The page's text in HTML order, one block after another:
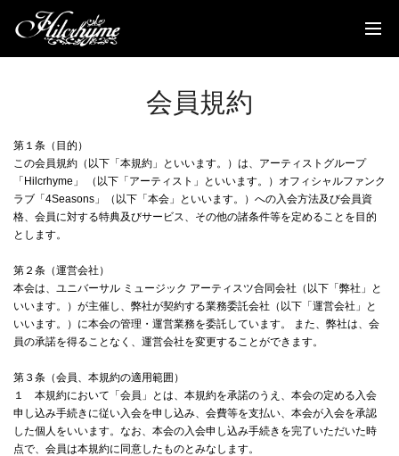
Discography
Biography
Media
Fanclub
4Seasons
Mobile
会員規約
第１条（目的）
この会員規約（以下「本規約」といいます。）は、アーティストグループ
「Hilcrhyme」 （以下「アーティスト」といいます。）オフィシャルファンク
ラブ「4Seasons」（以下「本会」といいます。）への入会方法及び会員資
格、会員に対する特典及びサービス、その他の諸条件等を定めることを目的
とします。
第２条（運営会社）
本会は、ユニバーサル ミュージック アーティスツ合同会社（以下「弊社」と
いいます。）が主催し、弊社が契約する業務委託会社（以下「運営会社」と
いいます。）に本会の管理・運営業務を委託しています。 また、弊社は、会
員の承諾を得ることなく、運営会社を変更することができます。
第３条（会員、本規約の適用範囲）
１ 本規約において「会員」とは、本規約を承諾のうえ、本会の定める入会
申し込み手続きに従い入会を申し込み、会費等を支払い、本会が入会を承認
した個人をいいます。なお、本会の入会申し込み手続きを完了いただいた時
点で、会員は本規約に同意したものとみなします。